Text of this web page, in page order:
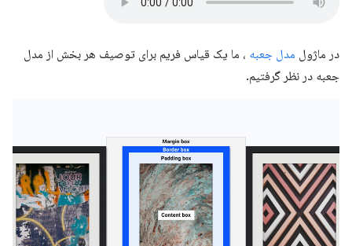
در ماژول مدل جعبه ، ما یک قیاس فریم برای توصیف هر بخش از مدل
جعبه در نظر گرفتیم.